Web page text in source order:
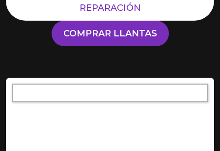
REPARACIÓN
COMPRAR LLANTAS